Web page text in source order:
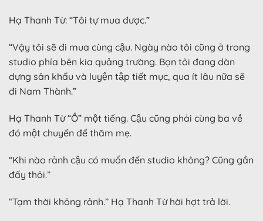
Hạ Thanh Từ: “Tôi tự mua được.”
“Vậy tôi sẽ đi mua cùng cậu. Ngày nào tôi cũng ở trong
studio phía bên kia quảng trường. Bọn tôi đang dàn
dựng sân khấu và luyện tập tiết mục, qua ít lâu nữa sẽ
đi Nam Thành.”
Hạ Thanh Từ “Ồ” một tiếng. Cậu cũng phải cùng ba về
đó một chuyến để thăm mẹ.
“Khi nào rảnh cậu có muốn đến studio không? Cũng gần
đấy thôi.”
“Tạm thời không rảnh.” Hạ Thanh Từ hời hợt trả lời.